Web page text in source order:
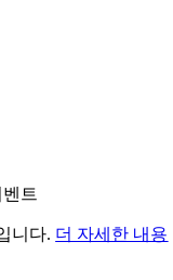
트
니다. 더 자세한 내용